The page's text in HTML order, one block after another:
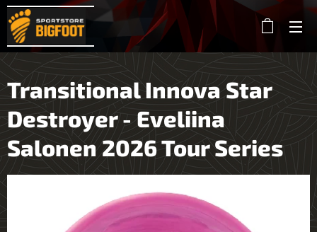
Transitional Innova Star
Destroyer - Eveliina
Salonen 2026 Tour Series